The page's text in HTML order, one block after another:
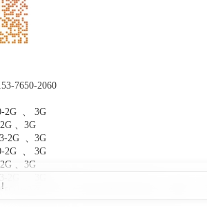
7650-2060
2G 、 3G
、3G
2G 、3G
2G 、 3G
、3G
矿山设备厂家，生产矿用防爆接线盒，两通，